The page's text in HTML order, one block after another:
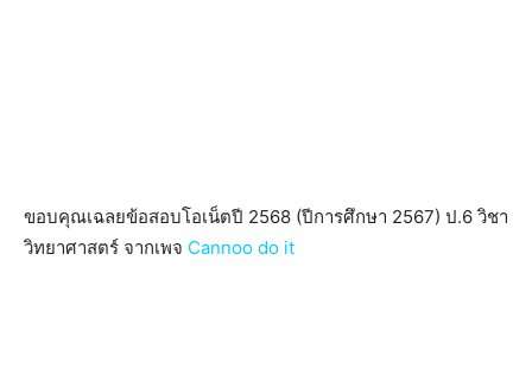
ขอบคุณเฉลยข้อสอบโอเน็ตปี 2568 (ปีการศึกษา 2567) ป.6 วิชา
วิทยาศาสตร์ จากเพจ Cannoo do it